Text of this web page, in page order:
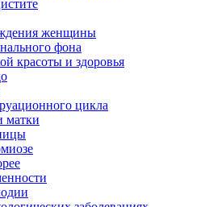
женщины
фона
красоты и здоровья
цикла
матки